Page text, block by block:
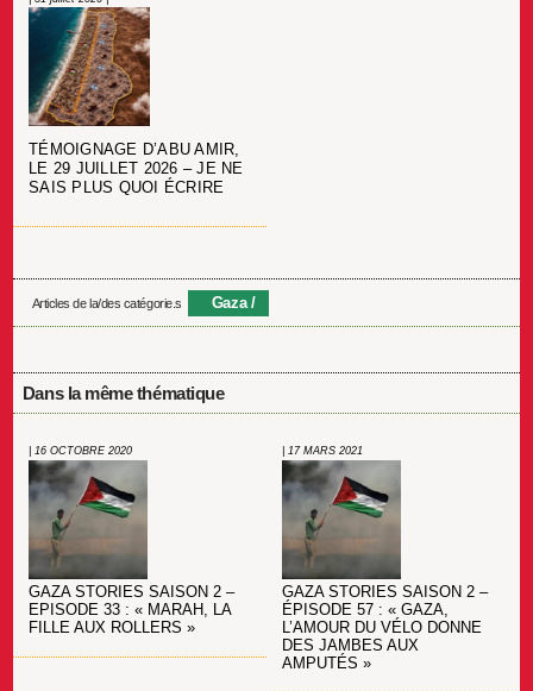
TÉMOIGNAGE D’ABU AMIR,
LE 29 JUILLET 2026 – JE NE
SAIS PLUS QUOI ÉCRIRE
Articles de la/des catégorie.s Gaza
Dans la même thématique
| 16 OCTOBRE 2020
GAZA STORIES SAISON 2 –
EPISODE 33 : « MARAH, LA
FILLE AUX ROLLERS »
| 17 MARS 2021
GAZA STORIES SAISON 2 –
ÉPISODE 57 : « GAZA,
L’AMOUR DU VÉLO DONNE
DES JAMBES AUX
AMPUTÉS »